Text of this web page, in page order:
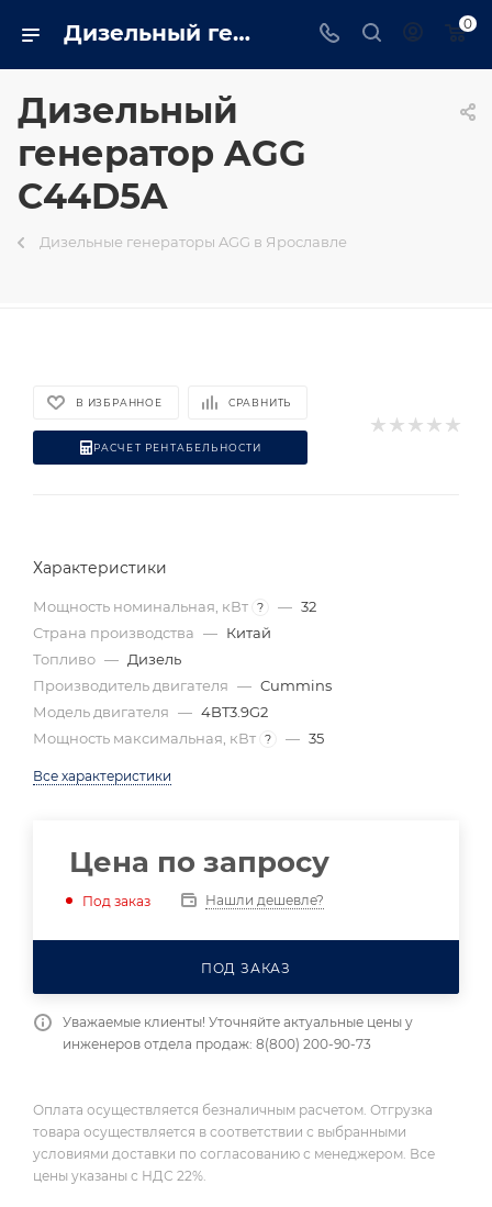
Дизельный генератор AGG C44D5A на базе двигателя Cummins - купить в Ярославле генератор 32 квт в интернет магазине - trustenergo.ru 0
Дизельный
генератор AGG
C44D5A
Дизельные генераторы AGG в Ярославле
В ИЗБРАННОЕ СРАВНИТЬ
РАСЧЕТ РЕНТАБЕЛЬНОСТИ
Характеристики
Мощность номинальная, кВт ? — 32
Страна производства — Китай
Топливо — Дизель
Производитель двигателя — Cummins
Модель двигателя — 4BT3.9G2
Мощность максимальная, кВт ? — 35
Все характеристики
Цена по запросу
Под заказ Нашли дешевле?
ПОД ЗАКАЗ
Уважаемые клиенты! Уточняйте актуальные цены у
инженеров отдела продаж: 8(800) 200-90-73
Оплата осуществляется безналичным расчетом. Отгрузка
товара осуществляется в соответствии с выбранными
условиями доставки по согласованию с менеджером. Все
цены указаны с НДС 22%.